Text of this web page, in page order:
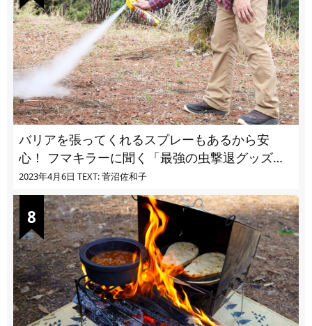
バリアを張ってくれるスプレーもあるから安
心！ フマキラーに聞く「最強の虫撃退グッズ
vol.4」【キャンプサイトで使う虫よけ】
2023年4月6日 TEXT: 菅沼佐和子